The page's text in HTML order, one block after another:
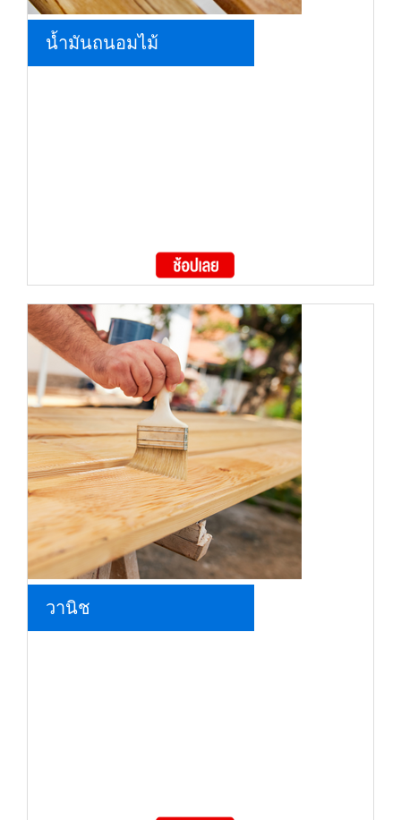
น้ำมันถนอมไม้
วานิช